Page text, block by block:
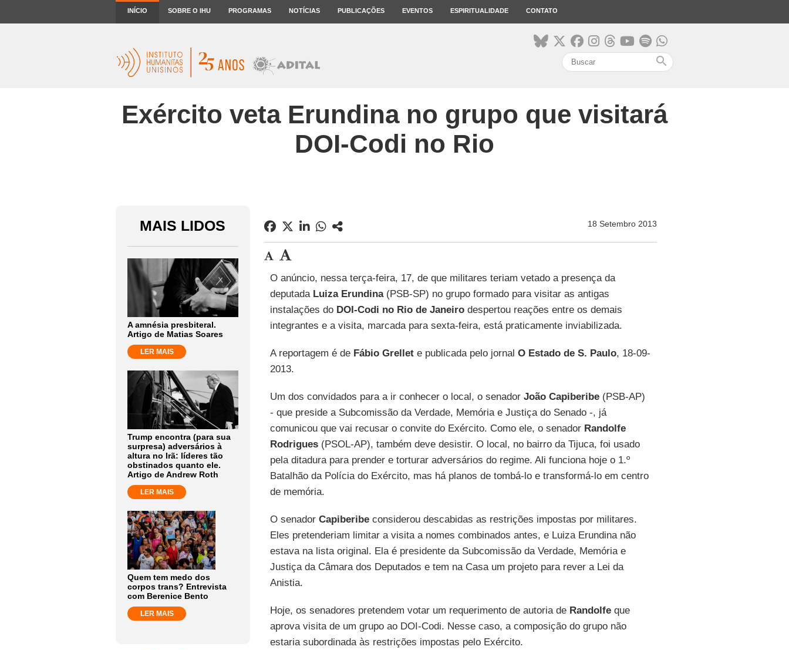
INÍCIO SOBRE O IHU PROGRAMAS NOTÍCIAS PUBLICAÇÕES EVENTOS ESPIRITUALIDADE CONTATO
search
Exército veta Erundina no grupo que visitará
DOI-Codi no Rio
MAIS LIDOS
A amnésia presbiteral.
Artigo de Matias Soares
LER MAIS
Trump encontra (para sua
surpresa) adversários à
altura no Irã: líderes tão
obstinados quanto ele.
Artigo de Andrew Roth
LER MAIS
Quem tem medo dos
corpos trans? Entrevista
com Berenice Bento
LER MAIS
18 Setembro 2013
O anúncio, nessa terça-feira, 17, de que militares teriam vetado a presença da
deputada Luiza Erundina(PSB-SP) no grupo formado para visitar as antigas
instalações do DOI-Codi no Rio de Janeirodespertou reações entre os demais
integrantes e a visita, marcada para sexta-feira, está praticamente inviabilizada.
A reportagem é de Fábio Grellete publicada pelo jornal O Estado de S. Paulo, 18-09-
2013.
Um dos convidados para a ir conhecer o local, o senador João Capiberibe(PSB-AP)
- que preside a Subcomissão da Verdade, Memória e Justiça do Senado -, já
comunicou que vai recusar o convite do Exército. Como ele, o senador Randolfe
Rodrigues(PSOL-AP), também deve desistir. O local, no bairro da Tijuca, foi usado
pela ditadura para prender e torturar adversários do regime. Ali funciona hoje o 1.º
Batalhão da Polícia do Exército, mas há planos de tombá-lo e transformá-lo em centro
de memória.
O senador Capiberibeconsiderou descabidas as restrições impostas por militares.
Eles pretenderiam limitar a visita a nomes combinados antes, e Luiza Erundina não
estava na lista original. Ela é presidente da Subcomissão da Verdade, Memória e
Justiça da Câmara dos Deputados e tem na Casa um projeto para rever a Lei da
Anistia.
Hoje, os senadores pretendem votar um requerimento de autoria de Randolfeque
aprova visita de um grupo ao DOI-Codi. Nesse caso, a composição do grupo não
estaria subordinada às restrições impostas pelo Exército.